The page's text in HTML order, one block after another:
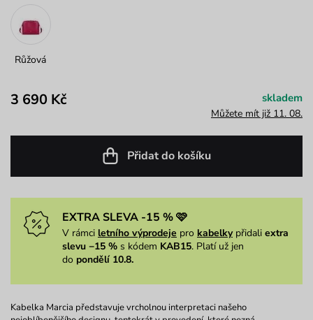
Růžová
3 690 Kč skladem
Můžete mít již 11. 08.
Přidat do košíku
EXTRA SLEVA -15 % 🩷
V rámci letního výprodeje pro kabelkypřidali extra
slevu −15 % s kódem KAB15. Platí už jen
do pondělí 10.8.
Kabelka Marcia představuje vrcholnou interpretaci našeho